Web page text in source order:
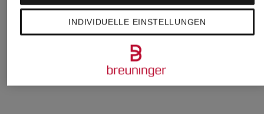
Ursprünglich:CHF 119 CHF 65
Ursprünglich:CHF 169
Ursprünglich:CHF 439
INDIVIDUELLE EINSTELLUNGEN